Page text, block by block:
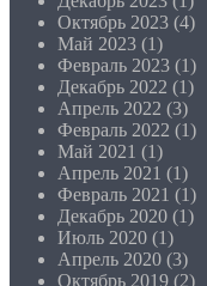
Октябрь 2023 (4)
Май 2023 (1)
Февраль 2023 (1)
Декабрь 2022 (1)
Апрель 2022 (3)
Февраль 2022 (1)
Май 2021 (1)
Апрель 2021 (1)
Февраль 2021 (1)
Декабрь 2020 (1)
Июль 2020 (1)
Апрель 2020 (3)
Октябрь 2019 (2)